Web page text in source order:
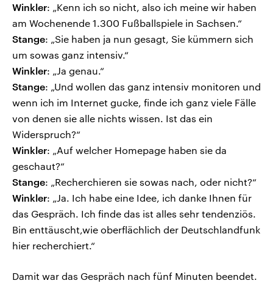
Winkler: „Kenn ich so nicht, also ich meine wir haben
am Wochenende 1.300 Fußballspiele in Sachsen.“
Stange: „Sie haben ja nun gesagt, Sie kümmern sich
um sowas ganz intensiv.“
Winkler: „Ja genau.“
Stange: „Und wollen das ganz intensiv monitoren und
wenn ich im Internet gucke, finde ich ganz viele Fälle
von denen sie alle nichts wissen. Ist das ein
Widerspruch?“
Winkler: „Auf welcher Homepage haben sie da
geschaut?“
Stange: „Recherchieren sie sowas nach, oder nicht?“
Winkler: „Ja. Ich habe eine Idee, ich danke Ihnen für
das Gespräch. Ich finde das ist alles sehr tendenziös.
Bin enttäuscht,wie oberflächlich der Deutschlandfunk
hier recherchiert.“
Damit war das Gespräch nach fünf Minuten beendet.